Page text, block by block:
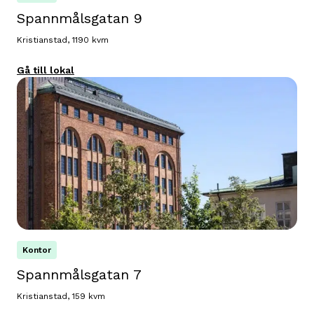
Spannmålsgatan 9
Kristianstad, 1190 kvm
Gå till lokal
Kontor
Spannmålsgatan 7
Kristianstad, 159 kvm